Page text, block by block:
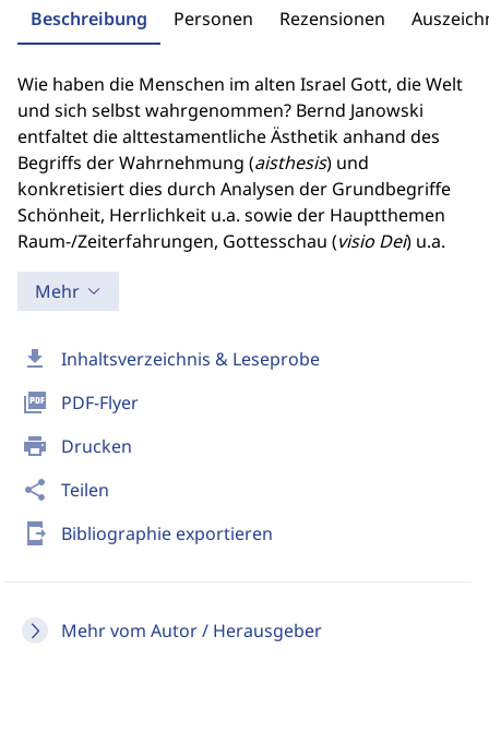
download Inhaltsverzeichnis & Leseprobe
picture_as_pdf PDF-Flyer
print Drucken
share Teilen
send_to_mobile Bibliographie exportieren
Mehr vom Autor / Herausgeber
Beschreibung Personen Rezensionen
Wie haben die Menschen im alten Israel Gott, die Welt
und sich selbst wahrgenommen? Bernd Janowski
entfaltet die alttestamentliche Ästhetik anhand des
Begriffs der Wahrnehmung (aisthesis) und
konkretisiert dies durch Analysen der Grundbegriffe
Schönheit, Herrlichkeit u.a. sowie der Hauptthemen
Raum-/Zeiterfahrungen, Gottesschau (visio Dei) u.a.
Mehr